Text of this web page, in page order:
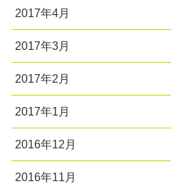
2017年4月
2017年3月
2017年2月
2017年1月
2016年12月
2016年11月